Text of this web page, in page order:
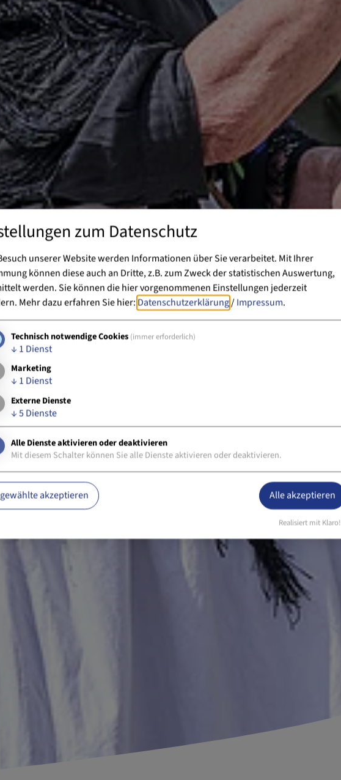
zum Datenschutz
unserer Website werden Informationen über Sie verarbeitet. Mit Ihrer
können diese auch an Dritte, z.B. zum Zweck der statistischen Auswertung,
werden. Sie können die hier vorgenommenen Einstellungen jederzeit
Mehr dazu erfahren Sie hier: Datenschutzerklärung/Impressum.
Technisch notwendige Cookies (immer erforderlich)
↓ 1 Dienst
Marketing
↓ 1 Dienst
Externe Dienste
↓5Dienste
Alle Dienste aktivieren oder deaktivieren
Mit diesem Schalter können Sie alle Dienste aktivieren oder deaktivieren.
akzeptieren Alle akzeptieren
Realisiert mit Klaro!